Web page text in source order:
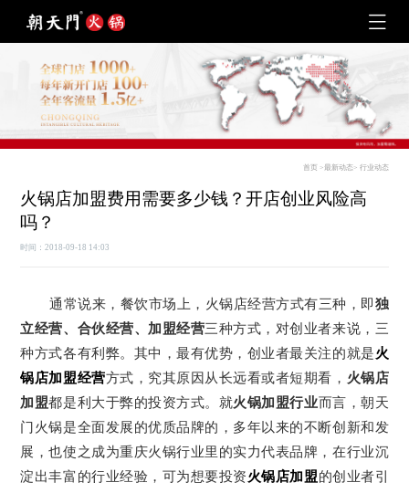
首页 >最新动态> 行业动态
火锅店加盟费用需要多少钱？开店创业风险高
吗？
时间：2018-09-18 14:03
通常说来，餐饮市场上，火锅店经营方式有三种，即独
立经营、合伙经营、加盟经营三种方式，对创业者来说，三
种方式各有利弊。其中，最有优势，创业者最关注的就是火
锅店加盟经营方式，究其原因从长远看或者短期看， 火锅店
加盟都是利大于弊的投资方式。就火锅加盟行业而言，朝天
门火锅是全面发展的优质品牌的，多年以来的不断创新和发
展，也使之成为重庆火锅行业里的实力代表品牌，在行业沉
淀出丰富的行业经验，可为想要投资火锅店加盟的创业者引